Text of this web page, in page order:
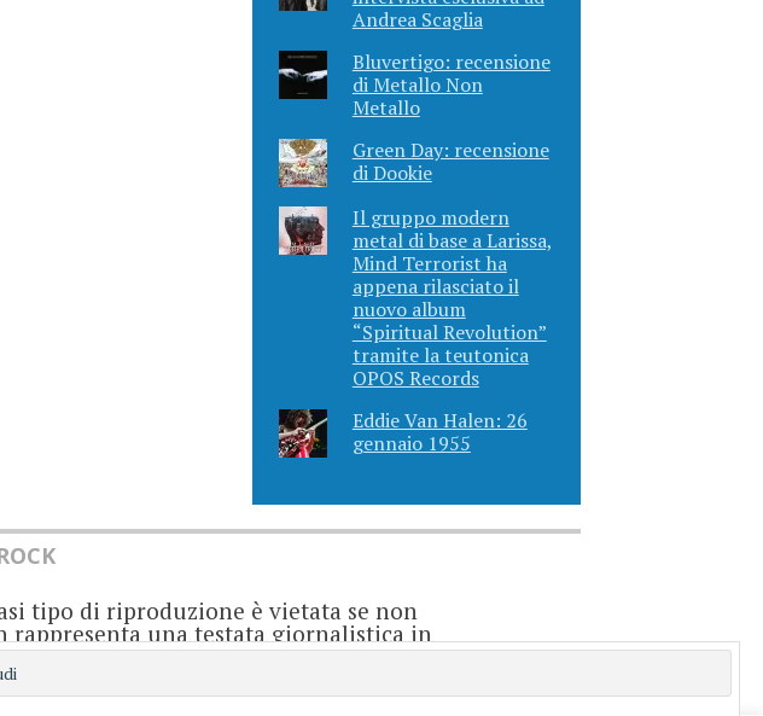
Andrea Scaglia
Bluvertigo: recensione
di Metallo Non
Metallo
Green Day: recensione
di Dookie
Il gruppo modern
metal di base a Larissa,
Mind Terrorist ha
appena rilasciato il
nuovo album
“Spiritual Revolution”
tramite la teutonica
OPOS Records
Eddie Van Halen: 26
gennaio 1955
tipo di riproduzione è vietata se non
rappresenta una testata giornalistica in
Non può pertanto considerarsi un
3/2001. Ogni autore è direttamente
articoli e nei commenti.